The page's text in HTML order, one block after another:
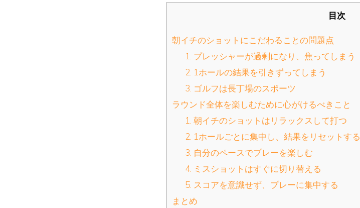
目次
朝イチのショットにこだわることの問題点
1. プレッシャーが過剰になり、焦ってしまう
2. 1ホールの結果を引きずってしまう
3. ゴルフは長丁場のスポーツ
ラウンド全体を楽しむために心がけるべきこと
1. 朝イチのショットはリラックスして打つ
2. 1ホールごとに集中し、結果をリセットする
3. 自分のペースでプレーを楽しむ
4. ミスショットはすぐに切り替える
5. スコアを意識せず、プレーに集中する
まとめ